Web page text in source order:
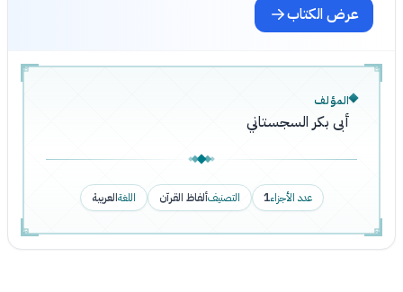
عرض الكتاب
المؤلف
أبى بكر السجستاني
عدد الأجزاء1 التصنيفألفاظ القرآن اللغةالعربية